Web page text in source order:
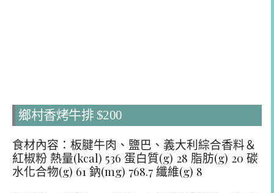
鄉村香烤牛排 $200
食材內容：板腱牛肉、鹽巴、義大利綜合香料＆
紅椒粉 熱量(kcal) 536 蛋白質(g) 28 脂肪(g) 20 碳
水化合物(g) 61 鈉(mg) 768.7 纖維(g) 8